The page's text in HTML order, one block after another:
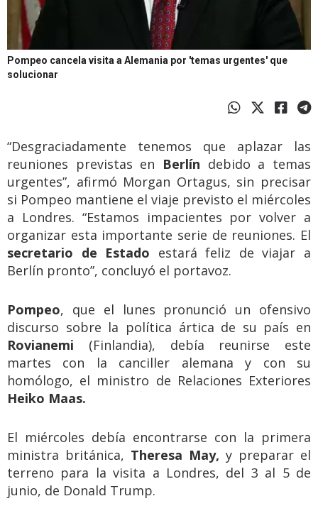
Pompeo cancela visita a Alemania por 'temas urgentes' que
solucionar
“Desgraciadamente tenemos que aplazar las
reuniones previstas en Berlín debido a temas
urgentes”, afirmó Morgan Ortagus, sin precisar
si Pompeo mantiene el viaje previsto el miércoles
a Londres. “Estamos impacientes por volver a
organizar esta importante serie de reuniones. El
secretario de Estado estará feliz de viajar a
Berlín pronto”, concluyó el portavoz.
Pompeo, que el lunes pronunció un ofensivo
discurso sobre la política ártica de su país en
Rovianemi (Finlandia), debía reunirse este
martes con la canciller alemana y con su
homólogo, el ministro de Relaciones Exteriores
Heiko Maas.
El miércoles debía encontrarse con la primera
ministra británica, Theresa May, y preparar el
terreno para la visita a Londres, del 3 al 5 de
junio, de Donald Trump.